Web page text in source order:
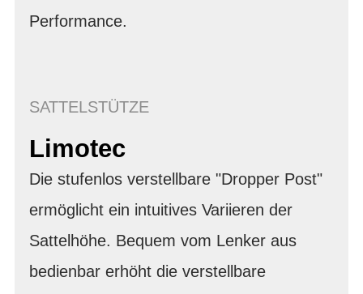
Performance.
SATTELSTÜTZE
Limotec
Die stufenlos verstellbare "Dropper Post"
ermöglicht ein intuitives Variieren der
Sattelhöhe. Bequem vom Lenker aus
bedienbar erhöht die verstellbare